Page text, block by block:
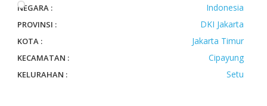
NEGARA : Indonesia
PROVINSI : DKI Jakarta
KOTA : Jakarta Timur
KECAMATAN : Cipayung
KELURAHAN : Setu